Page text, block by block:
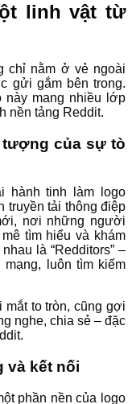
linh vật từ
chỉ nằm ở vẻ ngoài
gửi gắm bên trong.
này mang nhiều lớp
nền tảng Reddit.
của sự tò
hành tinh làm logo
truyền tải thông điệp
nơi những người
tìm hiểu và khám
là “Redditors” –
luôn tìm kiếm
to tròn, cũng gợi
nghe, chia sẻ – đặc
và kết nối
phần nền của logo